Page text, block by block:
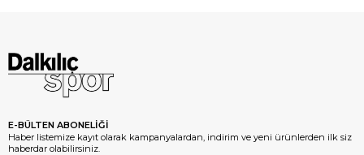
E-BÜLTEN ABONELİĞİ
Haber listemize kayıt olarak kampanyalardan, indirim ve yeni ürünlerden ilk siz
haberdar olabilirsiniz.